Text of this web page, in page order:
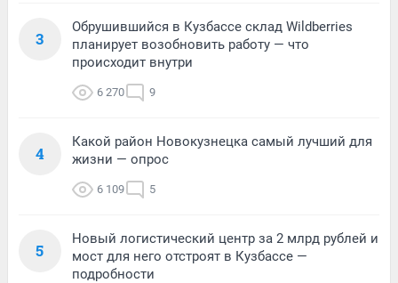
3
Обрушившийся в Кузбассе склад Wildberries
планирует возобновить работу — что
происходит внутри
6 270 9
4
Какой район Новокузнецка самый лучший для
жизни — опрос
6 109 5
5
Новый логистический центр за 2 млрд рублей и
мост для него отстроят в Кузбассе —
подробности